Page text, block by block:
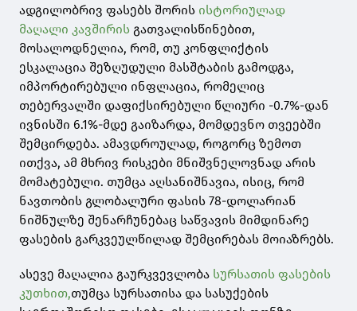
ადგილობრივ ფასებს შორის ისტორიულად
მაღალი კავშირის გათვალისწინებით,
მოსალოდნელია, რომ, თუ კონფლიქტის
ესკალაცია შეზღუდული მასშტაბის გამოდგა,
იმპორტირებული ინფლაცია, რომელიც
თებერვალში დაფიქსირებული წლიური -0.7%-დან
ივნისში 6.1%-მდე გაიზარდა, მომდევნო თვეებში
შემცირდება. ამავდროულად, როგორც ზემოთ
ითქვა, ამ მხრივ რისკები მნიშვნელოვნად არის
მომატებული. თუმცა აღსანიშნავია, ისიც, რომ
ნავთობის გლობალური ფასის 78-დოლარიან
ნიშნულზე შენარჩუნებაც საწვავის მიმდინარე
ფასების გარკვეულწილად შემცირებას მოიაზრებს.
ასევე მაღალია გაურკვევლობა სურსათის ფასების
კუთხით,თუმცა სურსათისა და სასუქების